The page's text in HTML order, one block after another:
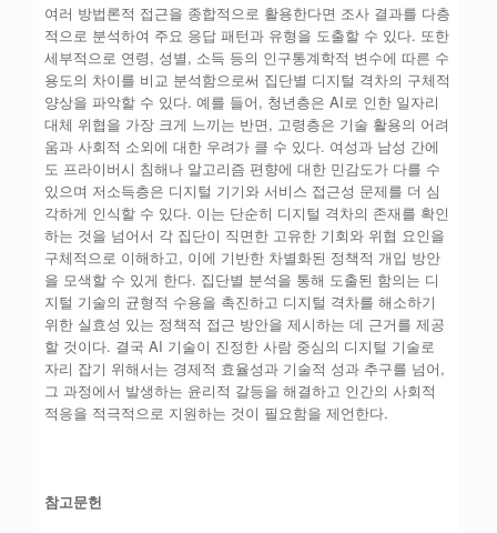
여러 방법론적 접근을 종합적으로 활용한다면 조사 결과를 다층
적으로 분석하여 주요 응답 패턴과 유형을 도출할 수 있다. 또한
세부적으로 연령, 성별, 소득 등의 인구통계학적 변수에 따른 수
용도의 차이를 비교 분석함으로써 집단별 디지털 격차의 구체적
양상을 파악할 수 있다. 예를 들어, 청년층은 AI로 인한 일자리
대체 위협을 가장 크게 느끼는 반면, 고령층은 기술 활용의 어려
움과 사회적 소외에 대한 우려가 클 수 있다. 여성과 남성 간에
도 프라이버시 침해나 알고리즘 편향에 대한 민감도가 다를 수
있으며 저소득층은 디지털 기기와 서비스 접근성 문제를 더 심
각하게 인식할 수 있다. 이는 단순히 디지털 격차의 존재를 확인
하는 것을 넘어서 각 집단이 직면한 고유한 기회와 위협 요인을
구체적으로 이해하고, 이에 기반한 차별화된 정책적 개입 방안
을 모색할 수 있게 한다. 집단별 분석을 통해 도출된 함의는 디
지털 기술의 균형적 수용을 촉진하고 디지털 격차를 해소하기
위한 실효성 있는 정책적 접근 방안을 제시하는 데 근거를 제공
할 것이다. 결국 AI 기술이 진정한 사람 중심의 디지털 기술로
자리 잡기 위해서는 경제적 효율성과 기술적 성과 추구를 넘어,
그 과정에서 발생하는 윤리적 갈등을 해결하고 인간의 사회적
적응을 적극적으로 지원하는 것이 필요함을 제언한다.
참고문헌